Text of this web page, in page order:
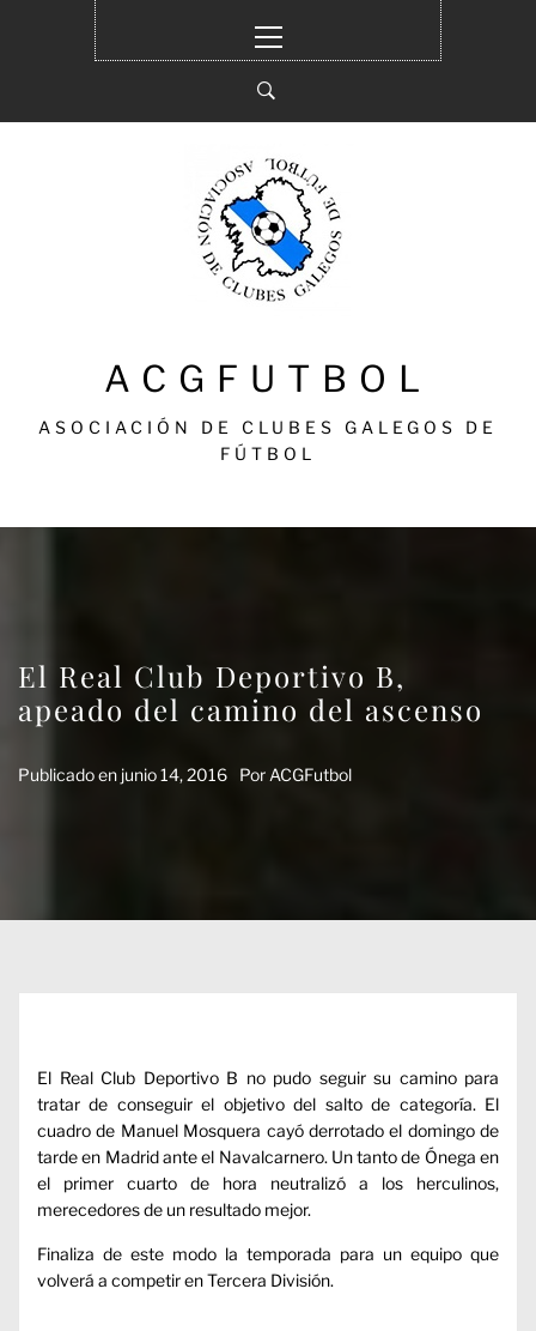
principal
ACGFUTBOL
ASOCIACIÓN DE CLUBES GALEGOS DE
FÚTBOL
El Real Club Deportivo B,
apeado del camino del ascenso
Publicado en junio 14, 2016 Por ACGFutbol
El Real Club Deportivo B no pudo seguir su camino para
tratar de conseguir el objetivo del salto de categoría. El
cuadro de Manuel Mosquera cayó derrotado el domingo de
tarde en Madrid ante el Navalcarnero. Un tanto de Ónega en
el primer cuarto de hora neutralizó a los herculinos,
merecedores de un resultado mejor.
Finaliza de este modo la temporada para un equipo que
volverá a competir en Tercera División.